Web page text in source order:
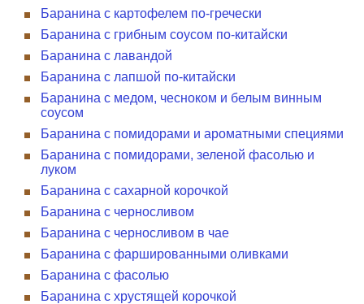
Баранина с картофелем по-гречески
Баранина с грибным соусом по-китайски
Баранина с лавандой
Баранина с лапшой по-китайски
Баранина с медом, чесноком и белым винным
соусом
Баранина с помидорами и ароматными специями
Баранина с помидорами, зеленой фасолью и
луком
Баранина с сахарной корочкой
Баранина с черносливом
Баранина с черносливом в чае
Баранина с фаршированными оливками
Баранина с фасолью
Баранина с хрустящей корочкой